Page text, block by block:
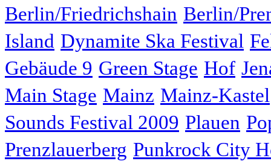
Berlin/Friedrichshain Berlin/
Island Dynamite Ska Festival
Gebäude 9 Green Stage Hof
Main Stage Mainz Mainz-Kastel
Sounds Festival 2009 Plauen
Prenzlauerberg Punkrock City